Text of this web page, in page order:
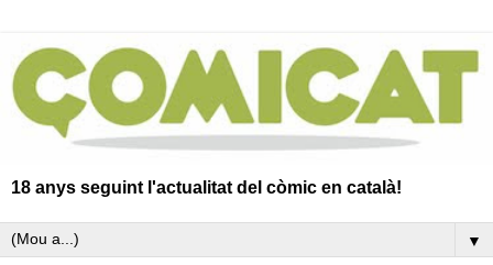
18 anys seguint l'actualitat del còmic en català!
▼